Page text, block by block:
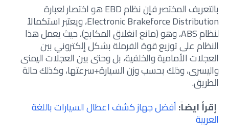
بالتعريف المختصر فإن نظام EBD هو اختصار لعبارة
Electronic Brakeforce Distribution، ويعتبر استكمالاً
لنظام ABS، وهو (مانع انغلاق المكابح)، حيث يعمل هذا
النظام على توزيع قوة الفرملة بشكل إلكتروني بين
العجلات الأمامية والخلفية، بل وحتى بين العجلات اليمنى
واليسرى، وذلك بحسب وزن السيارة+سرعتها، وكذلك حالة
الطريق.
إقرأ ايضاً:أفضل جهاز كشف اعطال السيارات باللغة
العربية